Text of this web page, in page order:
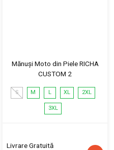
Mănuși Moto din Piele RICHA
CUSTOM 2
S M L XL 2XL
3XL
Livrare Gratuită